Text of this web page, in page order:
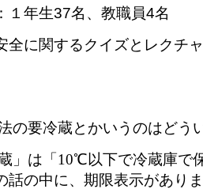
１年生37名、教職員4名
全に関するクイズとレク
の要冷蔵とかいうのはどう
」は「10℃以下で冷蔵庫で
話の中に、期限表示があり